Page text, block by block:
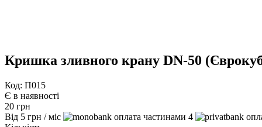
Кришка зливного крану DN-50
Код: П015
Є в наявності
20 грн
Від 5 грн / міс
4